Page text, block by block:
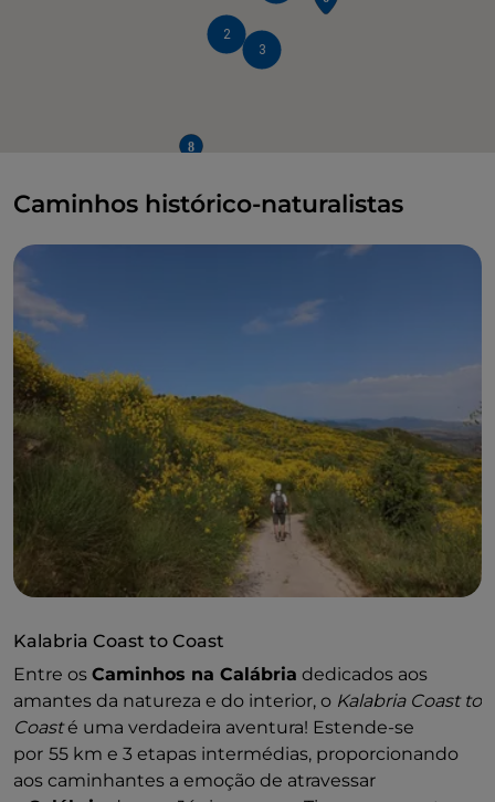
3
2
Caminhos histórico-naturalistas
Kalabria Coast to Coast
Entre os Caminhos na Calábria dedicados aos
amantes da natureza e do interior, o Kalabria Coast to
Coasté uma verdadeira aventura! Estende-se
por 55 km e 3 etapas intermédias, proporcionando
aos caminhantes a emoção de atravessar